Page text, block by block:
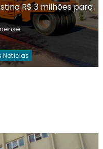
R$ 3 milhões para
Notícias